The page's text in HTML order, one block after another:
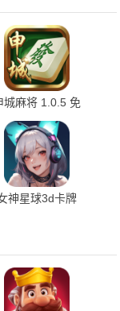
城麻将 1.0.5 免
费版
神星球3d卡牌